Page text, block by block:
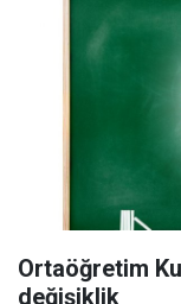
Ortaöğretim
değişiklik